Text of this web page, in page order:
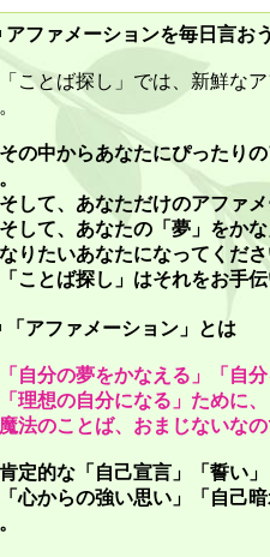
アファメーションを毎日言お
ことば探し」では、新鮮な
の中からあなたにぴったり
して、あなただけのアファ
して、あなたの「夢」をか
りたいあなたになってくだ
ことば探し」はそれをお手
「アファメーション」とは
自分の夢をかなえる」「自
理想の自分になる」ために
法のことば、おまじないな
定的な「自己宣言」「誓い
心からの強い思い」「自己